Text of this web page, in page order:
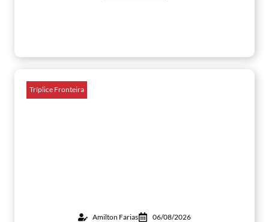
Tríplice Fronteira
Amilton Farias 06/08/2026